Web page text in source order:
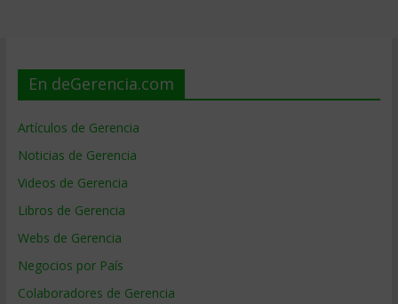
En deGerencia.com
Artículos de Gerencia
Noticias de Gerencia
Videos de Gerencia
Libros de Gerencia
Webs de Gerencia
Negocios por País
Colaboradores de Gerencia